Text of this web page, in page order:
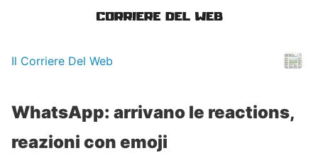
Il Corriere Del Web
WhatsApp: arrivano le reactions,
reazioni con emoji